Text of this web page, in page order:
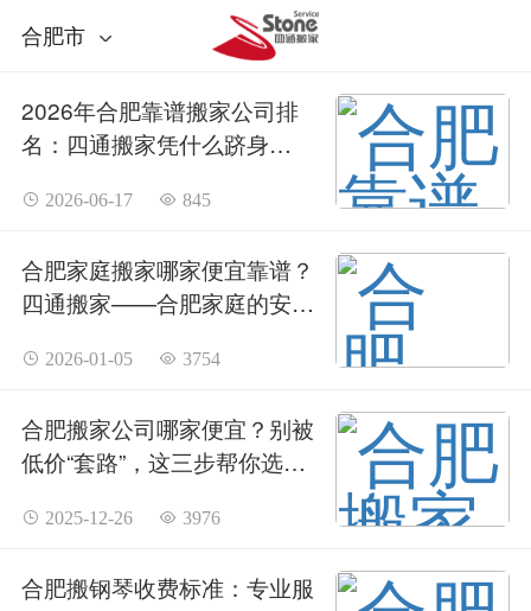
合肥市
2026年合肥靠谱搬家公司排
名：四通搬家凭什么跻身
 2026-06-17  845
合肥家庭搬家哪家便宜靠谱？
四通搬家——合肥家庭的安心
 2026-01-05  3754
合肥搬家公司哪家便宜？别被
低价“套路”，这三步帮你选
 2025-12-26  3976
合肥搬钢琴收费标准：专业服